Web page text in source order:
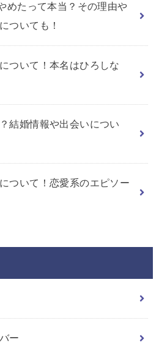
めたって本当？その理由や
ついても！
ついて！本名はひろしな
結婚情報や出会いについ
ついて！恋愛系のエピソー
ー